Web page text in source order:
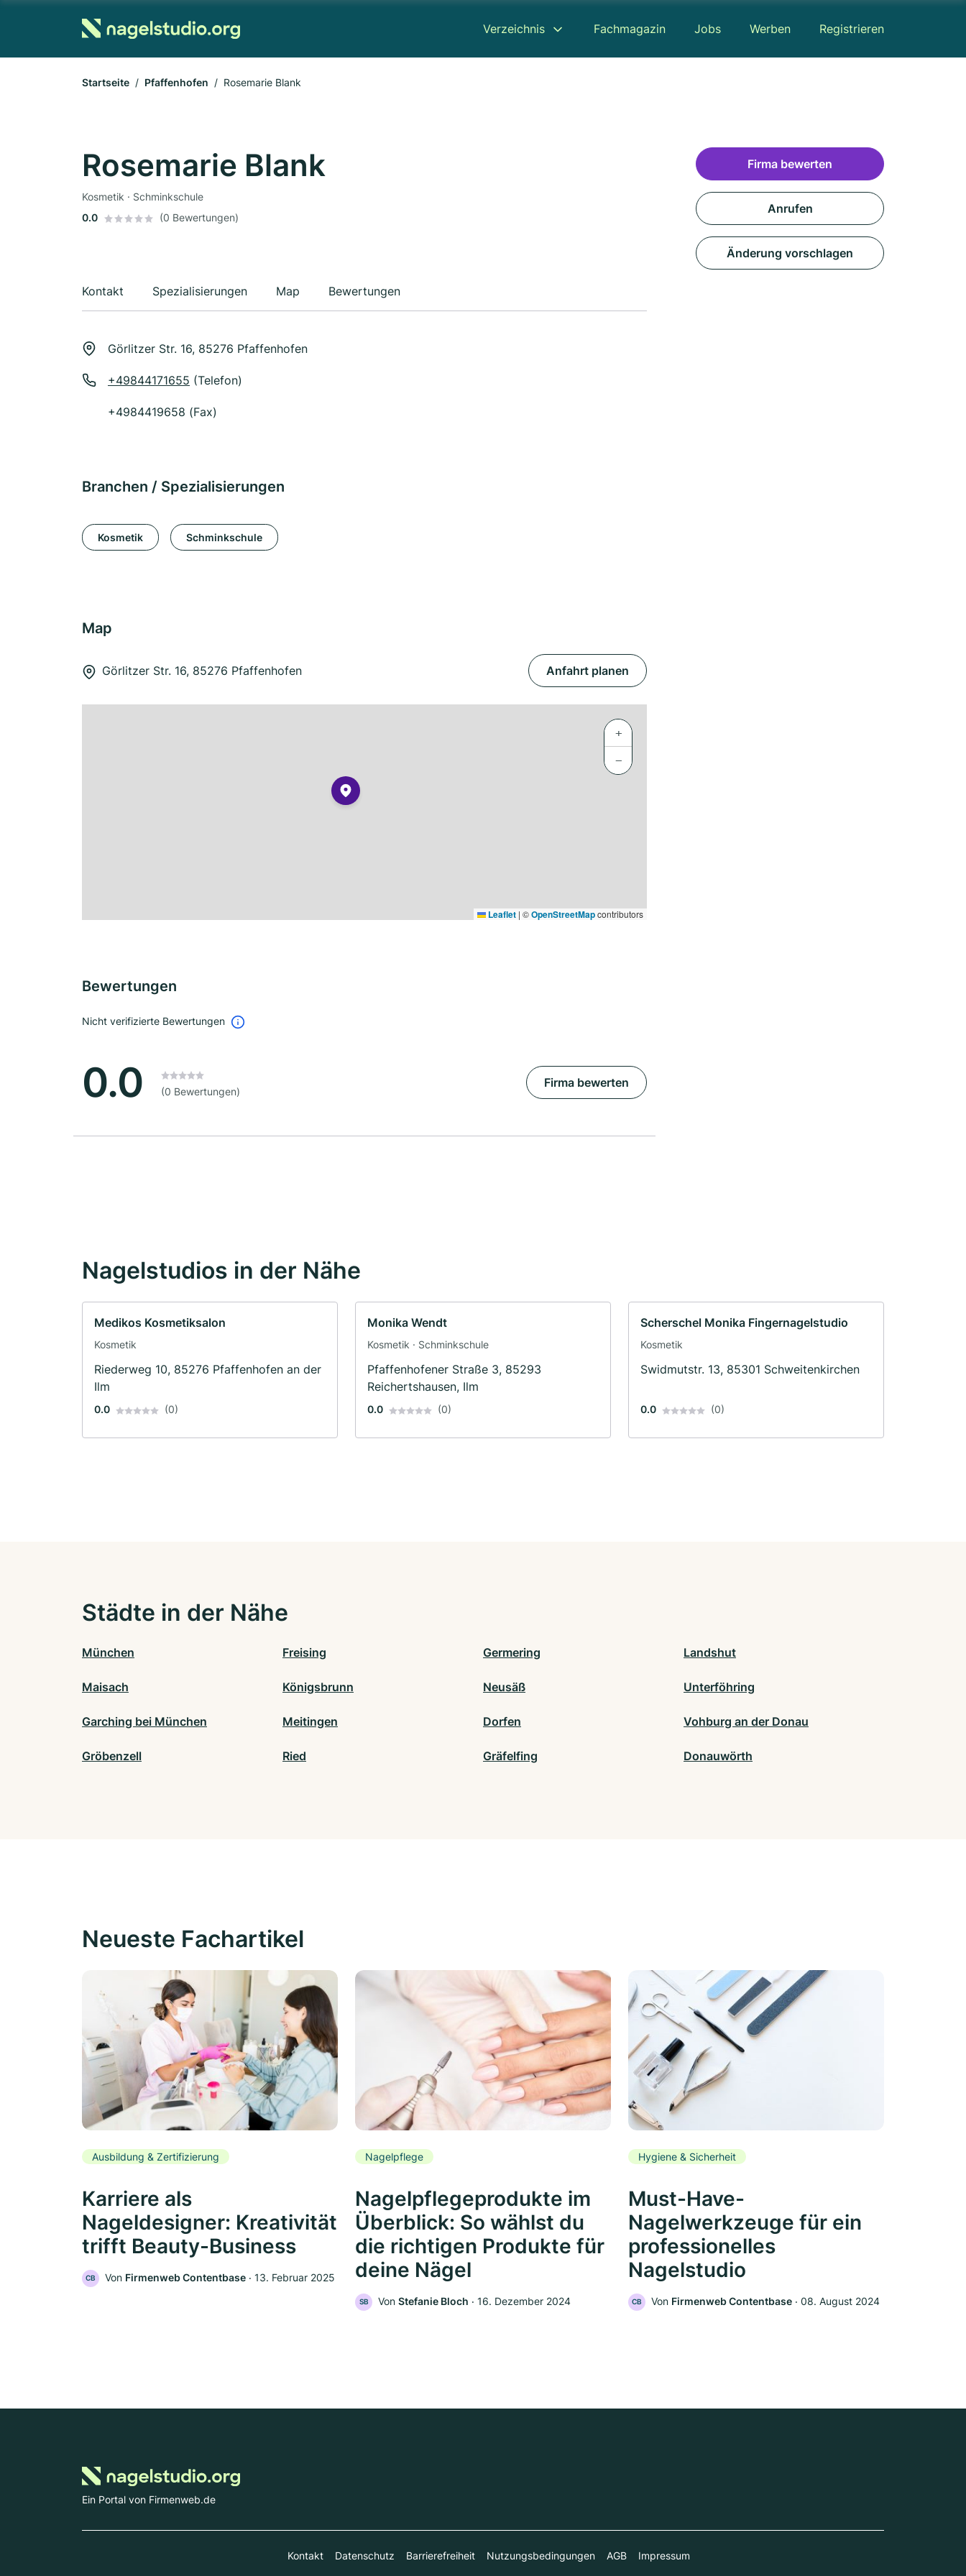
Verzeichnis Fachmagazin Jobs Werben Registrieren
Startseite Pfaffenhofen Rosemarie Blank
Rosemarie Blank
Kosmetik · Schminkschule
0.0
(0 Bewertungen)
Kontakt Spezialisierungen Map Bewertungen
Görlitzer Str. 16, 85276 Pfaffenhofen
+49844171655 (Telefon)
+4984419658 (Fax)
Branchen / Spezialisierungen
Kosmetik Schminkschule
Map
Görlitzer Str. 16, 85276 Pfaffenhofen Anfahrt planen
+
−
Leaflet | ©OpenStreetMapcontributors
Bewertungen
Nicht verifizierte Bewertungen
0.0 (0 Bewertungen)
Firma bewerten
Firma bewerten
Anrufen
Änderung vorschlagen
Nagelstudios in der Nähe
Medikos Kosmetiksalon
Kosmetik
Riederweg 10, 85276 Pfaffenhofen an der
Ilm
0.0 (0)
Monika Wendt
Kosmetik · Schminkschule
Pfaffenhofener Straße 3, 85293
Reichertshausen, Ilm
0.0 (0)
Scherschel Monika Fingernagelstudio
Kosmetik
Swidmutstr. 13, 85301 Schweitenkirchen
0.0 (0)
Städte in der Nähe
München Freising Germering Landshut
Maisach Königsbrunn Neusäß Unterföhring
Garching bei München Meitingen Dorfen Vohburg an der Donau
Gröbenzell Ried Gräfelfing Donauwörth
Neueste Fachartikel
Ausbildung & Zertifizierung
Karriere als
Nageldesigner: Kreativität
trifft Beauty-Business
CB Von Firmenweb Contentbase ‧ 13. Februar 2025
Nagelpflege
Nagelpflegeprodukte im
Überblick: So wählst du
die richtigen Produkte für
deine Nägel
SB Von Stefanie Bloch ‧ 16. Dezember 2024
Hygiene & Sicherheit
Must-Have-
Nagelwerkzeuge für ein
professionelles
Nagelstudio
CB Von Firmenweb Contentbase ‧ 08. August 2024
Ein Portal von Firmenweb.de
Kontakt Datenschutz Barrierefreiheit Nutzungsbedingungen AGB Impressum